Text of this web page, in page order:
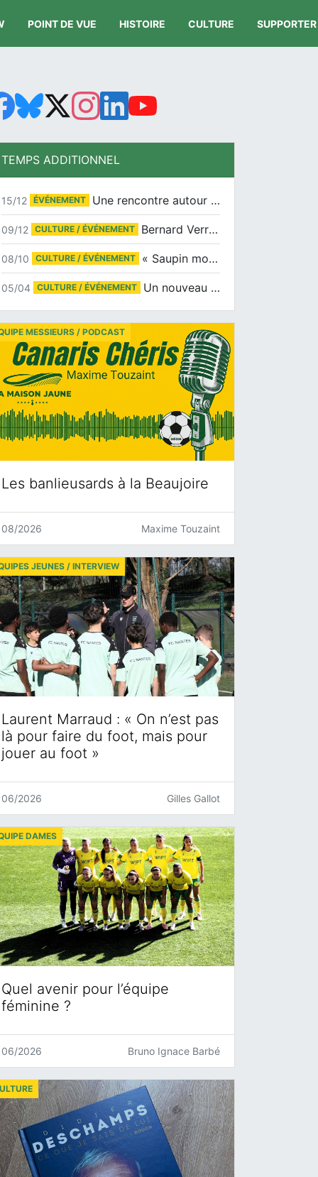
POINT DE VUE HISTOIRE CULTURE SUPPORTER
TEMPS ADDITIONNEL
15/12 ÉVÉNEMENT Une rencontre autour de Jean-Claude Suaudeau
09/12 CULTURE / ÉVÉNEMENT Bernard Verret en dédicaces le samedi 13 décembre à l’Espace Culturel Atlantis
08/10 CULTURE / ÉVÉNEMENT « Saupin mon amour » au salon du livre de Trentemoult
05/04 CULTURE / ÉVÉNEMENT Un nouveau tirage pour le Docu-BD
Les banlieusards à la Beaujoire
MESSIEURS / PODCAST
08/2026 Maxime Touzaint
Laurent Marraud : « On n’est pas
là pour faire du foot, mais pour
jouer au foot »
JEUNES / INTERVIEW
06/2026 Gilles Gallot
Quel avenir pour l’équipe
féminine ?
DAMES
06/2026 Bruno Ignace Barbé